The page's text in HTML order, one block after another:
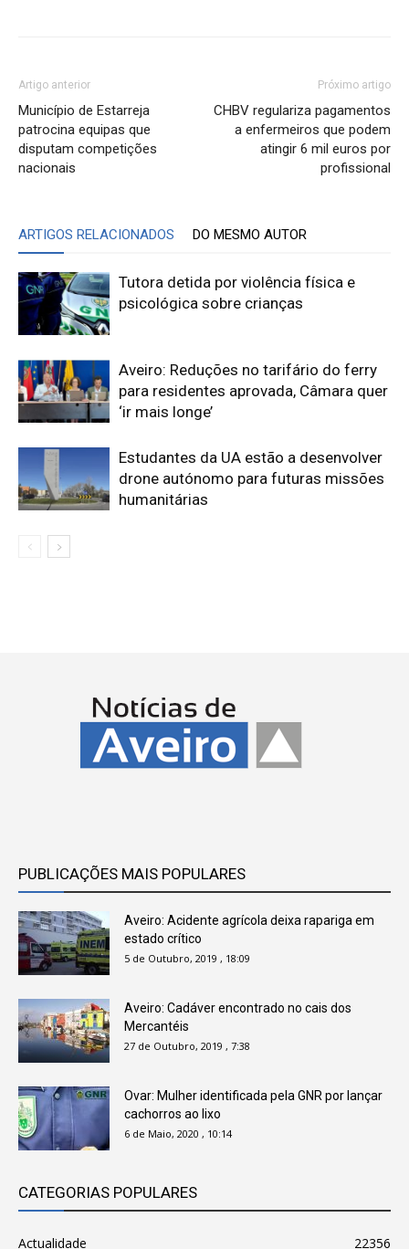
Artigo anterior
Município de Estarreja
patrocina equipas que
disputam competições
nacionais
Próximo artigo
CHBV regulariza pagamentos
a enfermeiros que podem
atingir 6 mil euros por
profissional
ARTIGOS RELACIONADOS DO MESMO AUTOR
Tutora detida por violência física e
psicológica sobre crianças
Aveiro: Reduções no tarifário do ferry
para residentes aprovada, Câmara quer
‘ir mais longe’
Estudantes da UA estão a desenvolver
drone autónomo para futuras missões
humanitárias
PUBLICAÇÕES MAIS POPULARES
Aveiro: Acidente agrícola deixa rapariga em
estado crítico
5 de Outubro, 2019 , 18:09
Aveiro: Cadáver encontrado no cais dos
Mercantéis
27 de Outubro, 2019 , 7:38
Ovar: Mulher identificada pela GNR por lançar
cachorros ao lixo
6 de Maio, 2020 , 10:14
CATEGORIAS POPULARES
Actualidade 22356